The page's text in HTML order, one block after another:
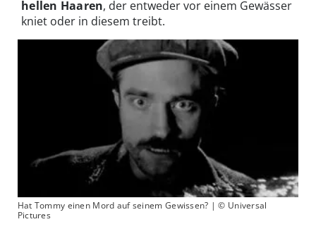
hellen Haaren, der entweder vor einem Gewässer
kniet oder in diesem treibt.
Hat Tommy einen Mord auf seinem Gewissen? | © Universal
Pictures